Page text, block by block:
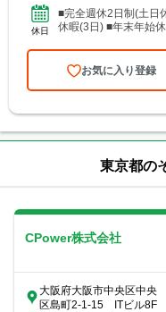
休日
■完全週休2日制(土日
休暇(3日) ■年末年始
お気に入り登録
東京都の
CPower株式会社
大阪府大阪市中央区中央
区島町2-1-15 ITビル8F